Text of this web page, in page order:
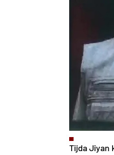
Tijda Jiyan